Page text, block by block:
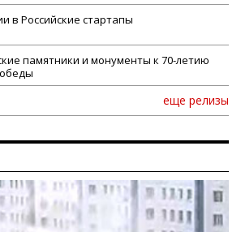
в Российские стартапы
памятники и монументы к 70-летию
еще релизы